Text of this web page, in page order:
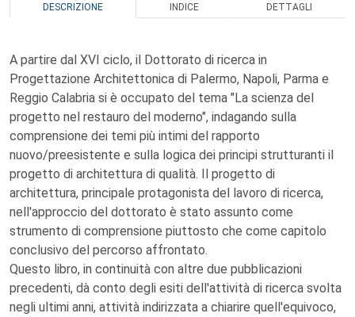
DESCRIZIONE INDICE DETTAGLI
A partire dal XVI ciclo, il Dottorato di ricerca in
Progettazione Architettonica di Palermo, Napoli, Parma e
Reggio Calabria si è occupato del tema "La scienza del
progetto nel restauro del moderno", indagando sulla
comprensione dei temi più intimi del rapporto
nuovo/preesistente e sulla logica dei principi strutturanti il
progetto di architettura di qualità. Il progetto di
architettura, principale protagonista del lavoro di ricerca,
nell'approccio del dottorato è stato assunto come
strumento di comprensione piuttosto che come capitolo
conclusivo del percorso affrontato.
Questo libro, in continuità con altre due pubblicazioni
precedenti, dà conto degli esiti dell'attività di ricerca svolta
negli ultimi anni, attività indirizzata a chiarire quell'equivoco,